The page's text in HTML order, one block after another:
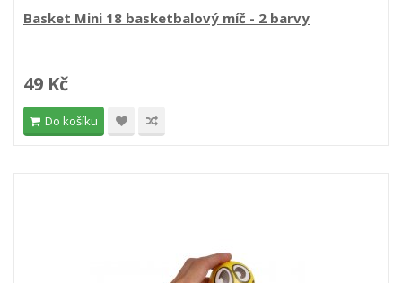
Basket Mini 18 basketbalový míč - 2 barvy
49 Kč
Do košíku